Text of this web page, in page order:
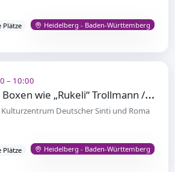
Plätze Heidelberg - Baden-Württemberg
– 10:00
„
Kollektorgang“ – Boxen wie „Rukeli“ Trollmann / Lesung
Deutscher Sinti und Roma
Plätze Heidelberg - Baden-Württemberg